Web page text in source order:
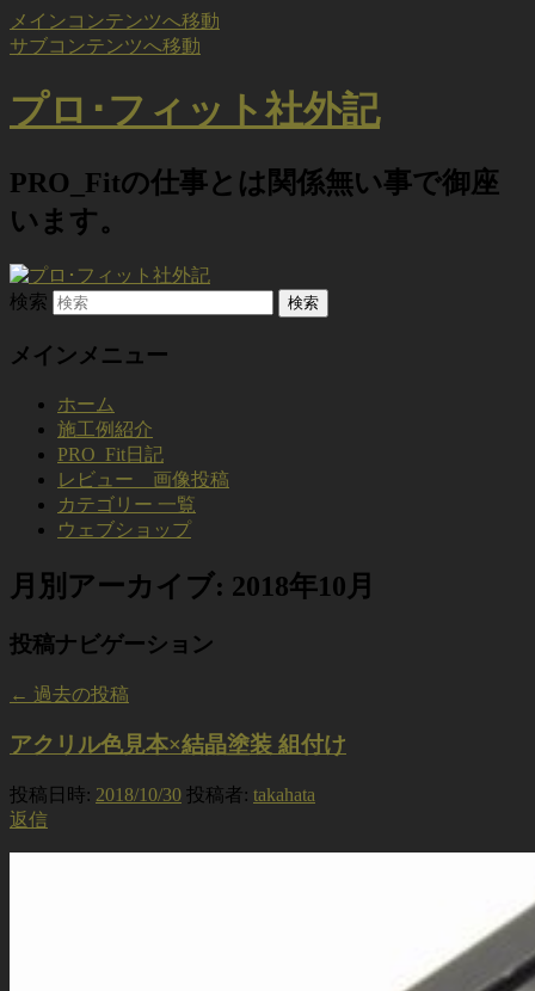
メインコンテンツへ移動
サブコンテンツへ移動
プロ･フィット社外記
PRO_Fitの仕事とは関係無い事で御座
います。
検索
メインメニュー
ホーム
施工例紹介
PRO_Fit日記
レビュー 画像投稿
カテゴリー 一覧
ウェブショップ
月別アーカイブ: 2018年10月
投稿ナビゲーション
← 過去の投稿
アクリル色見本×結晶塗装 組付け
投稿日時: 2018/10/30 投稿者: takahata
返信